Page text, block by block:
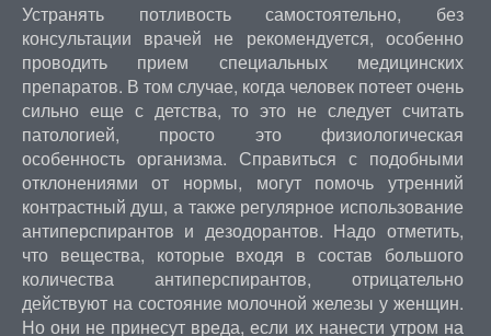
Устранять потливость самостоятельно, без
консультации врачей не рекомендуется, особенно
проводить прием специальных медицинских
препаратов. В том случае, когда человек потеет очень
сильно еще с детства, то это не следует считать
патологией, просто это физиологическая
особенность организма. Справиться с подобными
отклонениями от нормы, могут помочь утренний
контрастный душ, а также регулярное использование
антиперспирантов и дезодорантов. Надо отметить,
что вещества, которые входя в состав большого
количества антиперспирантов, отрицательно
действуют на состояние молочной железы у женщин.
Но они не принесут вреда, если их нанести утром на